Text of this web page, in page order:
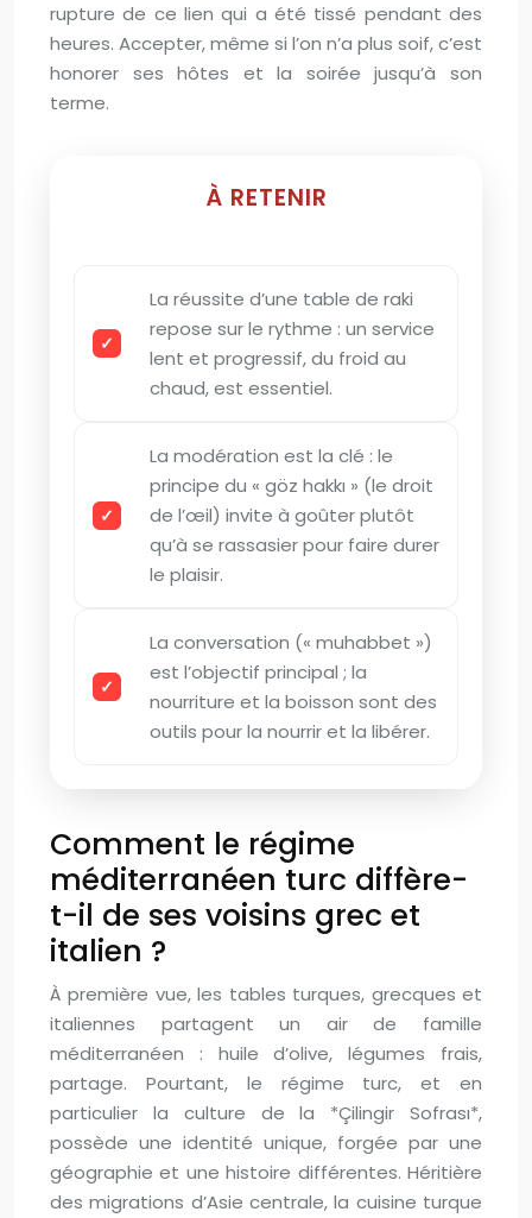
rupture de ce lien qui a été tissé pendant des
heures. Accepter, même si l’on n’a plus soif, c’est
honorer ses hôtes et la soirée jusqu’à son
terme.
À RETENIR
La réussite d’une table de raki
repose sur le rythme : un service
lent et progressif, du froid au
chaud, est essentiel.
La modération est la clé : le
principe du « göz hakkı » (le droit
de l’œil) invite à goûter plutôt
qu’à se rassasier pour faire durer
le plaisir.
La conversation (« muhabbet »)
est l’objectif principal ; la
nourriture et la boisson sont des
outils pour la nourrir et la libérer.
Comment le régime
méditerranéen turc diffère-
t-il de ses voisins grec et
italien ?
À première vue, les tables turques, grecques et
italiennes partagent un air de famille
méditerranéen : huile d’olive, légumes frais,
partage. Pourtant, le régime turc, et en
particulier la culture de la *Çilingir Sofrası*,
possède une identité unique, forgée par une
géographie et une histoire différentes. Héritière
des migrations d’Asie centrale, la cuisine turque